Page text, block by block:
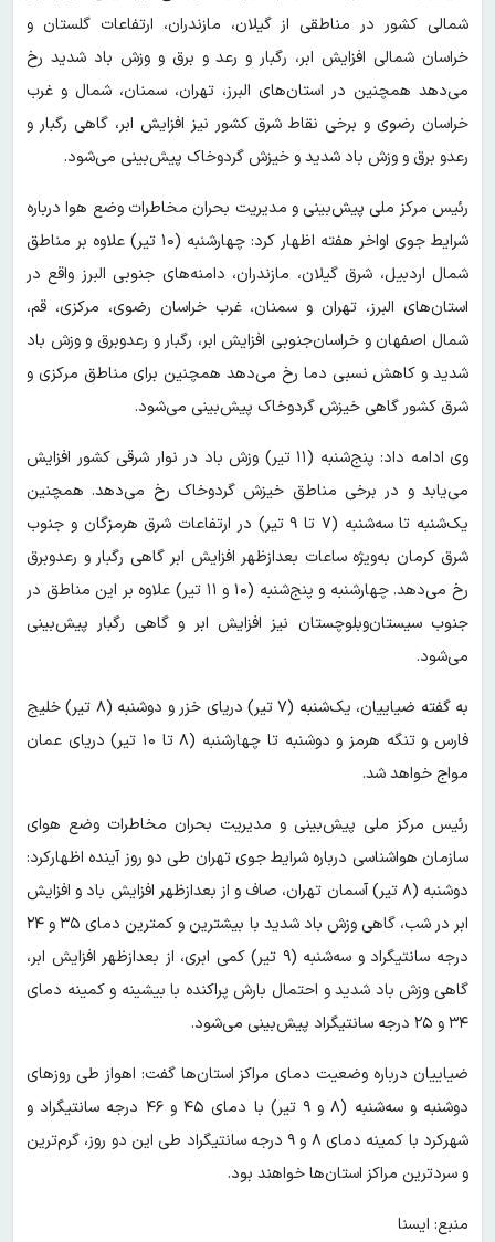
شمالی کشور در مناطقی از گیلان، مازندران، ارتفاعات گلستان و
خراسان شمالی افزایش ابر، رگبار و رعد و برق و وزش باد شدید رخ
می‌دهد همچنین در استان‌های البرز، تهران، سمنان، شمال و غرب
خراسان ‌رضوی و برخی نقاط شرق کشور نیز افزایش ابر، گاهی رگبار و
رعدو برق و وزش باد شدید و خیزش گردوخاک پیش‌بینی می‌شود.
رئیس مرکز ملی پیش‌بینی و مدیریت بحران مخاطرات وضع هوا درباره
شرایط جوی اواخر هفته اظهار کرد: چهارشنبه (۱۰ تیر) علاوه بر مناطق
شمال اردبیل، شرق گیلان، مازندران، دامنه‌های جنوبی البرز واقع در
استان‌های البرز، تهران و سمنان، غرب خراسان رضوی، مرکزی، قم،
شمال اصفهان و خراسان‌جنوبی افزایش ابر، رگبار و رعدوبرق و وزش باد
شدید و کاهش نسبی دما رخ می‌دهد همچنین برای مناطق مرکزی و
شرق کشور گاهی خیزش گردوخاک پیش‌بینی می‌شود.
وی ادامه داد: پنج‌شنبه (۱۱ تیر) وزش باد در نوار شرقی کشور افزایش
می‌یابد و در برخی مناطق خیزش گردوخاک رخ‌ می‌دهد. همچنین
یک‌شنبه تا سه‌شنبه (۷ تا ۹ تیر) در ارتفاعات شرق هرمزگان و جنوب
شرق کرمان به‌ویژه ساعات بعدازظهر افزایش ابر گاهی رگبار و رعدوبرق
رخ می‌دهد. چهارشنبه و پنج‌شنبه (۱۰ و ۱۱ تیر) علاوه بر این مناطق در
جنوب سیستان‌وبلوچستان نیز افزایش ابر و گاهی رگبار پیش‌بینی
می‌شود.
به گفته ضیاییان، یک‌شنبه (۷ تیر) دریای خزر و دوشنبه (۸ تیر) خلیج
فارس و تنگه هرمز و دوشنبه تا چهارشنبه (۸ تا ۱۰ تیر) دریای عمان
مواج خواهد شد.
رئیس مرکز ملی پیش‌بینی و مدیریت بحران مخاطرات وضع هوای
سازمان هواشناسی درباره شرایط جوی تهران طی دو روز آینده اظهارکرد:
دوشنبه (۸ تیر) آسمان تهران، صاف و از بعدازظهر افزایش باد و افزایش
ابر در شب، گاهی وزش باد شدید با بیشترین و کمترین دمای ۳۵ و ۲۴
درجه سانتیگراد و سه‌شنبه (۹ تیر) کمی‌ ابری، از بعدازظهر افزایش ابر،
گاهی وزش باد شدید و احتمال بارش پراکنده با بیشینه و کمینه دمای
۳۴ و ۲۵ درجه سانتیگراد پیش‌بینی می‌شود.
ضیاییان درباره وضعیت دمای مراکز استان‌ها گفت: اهواز طی روزهای
دوشنبه و سه‌شنبه (۸ و ۹ تیر) با دمای ۴۵ و ۴۶ درجه سانتیگراد و
شهرکرد با کمینه دمای ۸ و ۹ درجه سانتیگراد طی این دو روز، گرم‌ترین
و سردترین مراکز استان‌ها خواهند بود.
منبع: ایسنا